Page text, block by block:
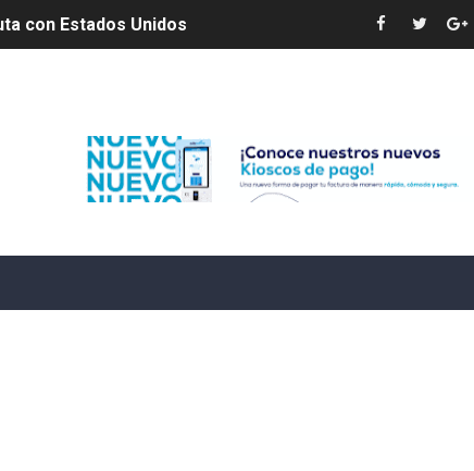
millones de dólares
dos personas muertas y otra herida
por torturar hasta la muerte a su colega en directo